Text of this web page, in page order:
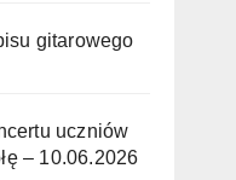
gitarowego
uczniów
– 10.06.2026